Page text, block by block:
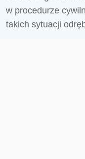
w procedurze
takich sytuacji